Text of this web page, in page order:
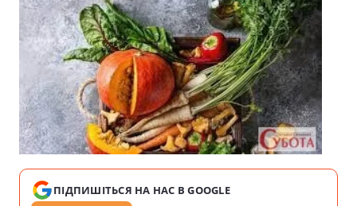
ПІДПИШІТЬСЯ НА НАС В GOOGLE